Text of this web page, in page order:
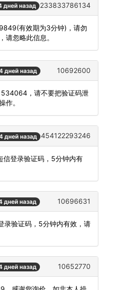
дней назад 233833786134
有效期为3分钟)，请勿
请忽略此信息。
дней назад 10692600
534064，请不要把验证码泄
作。
дней назад 454122293246
信登录验证码，5分钟内有
дней назад 10696631
录验证码，5分钟内有效，请
дней назад 10652770